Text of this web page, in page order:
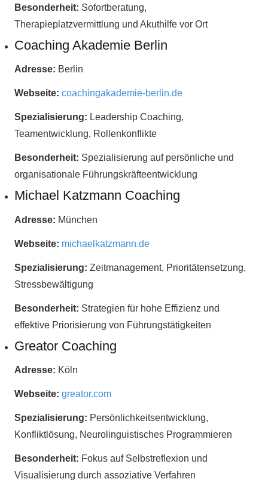
Besonderheit: Sofortberatung,
Therapieplatzvermittlung und Akuthilfe vor Ort
Coaching Akademie Berlin
Adresse: Berlin
Webseite: coachingakademie-berlin.de
Spezialisierung: Leadership Coaching,
Teamentwicklung, Rollenkonflikte
Besonderheit: Spezialisierung auf persönliche und
organisationale Führungskräfteentwicklung
Michael Katzmann Coaching
Adresse: München
Webseite: michaelkatzmann.de
Spezialisierung: Zeitmanagement, Prioritätensetzung,
Stressbewältigung
Besonderheit: Strategien für hohe Effizienz und
effektive Priorisierung von Führungstätigkeiten
Greator Coaching
Adresse: Köln
Webseite: greator.com
Spezialisierung: Persönlichkeitsentwicklung,
Konfliktlösung, Neurolinguistisches Programmieren
Besonderheit: Fokus auf Selbstreflexion und
Visualisierung durch assoziative Verfahren